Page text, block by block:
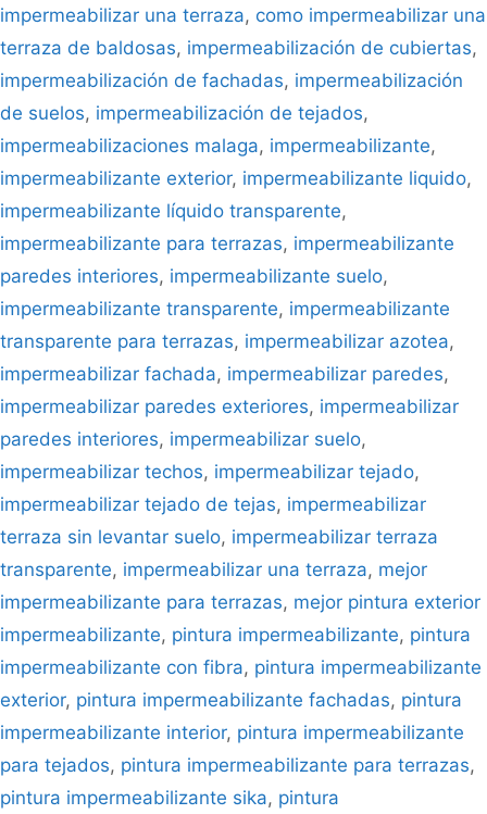
impermeabilizar una terraza, como impermeabilizar una
terraza de baldosas, impermeabilización de cubiertas,
impermeabilización de fachadas, impermeabilización
de suelos, impermeabilización de tejados,
impermeabilizaciones malaga, impermeabilizante,
impermeabilizante exterior, impermeabilizante liquido,
impermeabilizante líquido transparente,
impermeabilizante para terrazas, impermeabilizante
paredes interiores, impermeabilizante suelo,
impermeabilizante transparente, impermeabilizante
transparente para terrazas, impermeabilizar azotea,
impermeabilizar fachada, impermeabilizar paredes,
impermeabilizar paredes exteriores, impermeabilizar
paredes interiores, impermeabilizar suelo,
impermeabilizar techos, impermeabilizar tejado,
impermeabilizar tejado de tejas, impermeabilizar
terraza sin levantar suelo, impermeabilizar terraza
transparente, impermeabilizar una terraza, mejor
impermeabilizante para terrazas, mejor pintura exterior
impermeabilizante, pintura impermeabilizante, pintura
impermeabilizante con fibra, pintura impermeabilizante
exterior, pintura impermeabilizante fachadas, pintura
impermeabilizante interior, pintura impermeabilizante
para tejados, pintura impermeabilizante para terrazas,
pintura impermeabilizante sika, pintura